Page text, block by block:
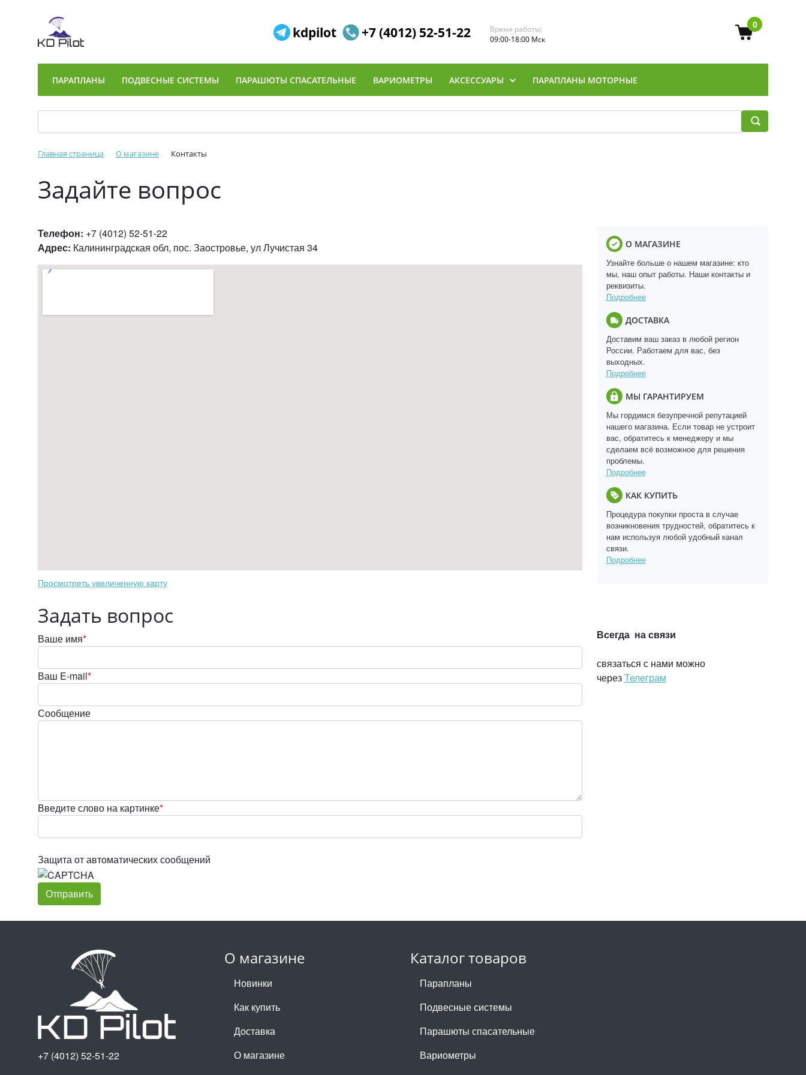
0
kdpilot +7 (4012) 52-51-22
Время работы:
09:00-18:00 Мск
ПАРАПЛАНЫ ПОДВЕСНЫЕ СИСТЕМЫ ПАРАШЮТЫ СПАСАТЕЛЬНЫЕ ВАРИОМЕТРЫ АКСЕССУАРЫ ПАРАПЛАНЫ МОТОРНЫЕ
Главная страница О магазине Контакты
Задайте вопрос
Телефон: +7 (4012) 52-51-22
Адрес: Калининградская обл, пос. Заостровье, ул Лучистая 34
Просмотреть увеличенную карту
Задать вопрос
Ваше имя*
Ваш E-mail*
Сообщение
Введите слово на картинке*
Защита от автоматических сообщений
О МАГАЗИНЕ
Узнайте больше о нашем магазине: кто
мы, наш опыт работы. Наши контакты и
реквизиты.
Подробнее
ДОСТАВКА
Доставим ваш заказ в любой регион
России. Работаем для вас, без
выходных.
Подробнее
МЫ ГАРАНТИРУЕМ
Мы гордимся безупречной репутацией
нашего магазина. Если товар не устроит
вас, обратитесь к менеджеру и мы
сделаем всё возможное для решения
проблемы.
Подробнее
КАК КУПИТЬ
Процедура покупки проста в случае
возникновения трудностей, обратитесь к
нам используя любой удобный канал
связи.
Подробнее
Всегда на связи
связаться с нами можно
черезТелеграм
О магазине
Новинки
Как купить
Доставка
О магазине
Каталог товаров
Парапланы
Подвесные системы
Парашюты спасательные
Вариометры
+7 (4012) 52-51-22